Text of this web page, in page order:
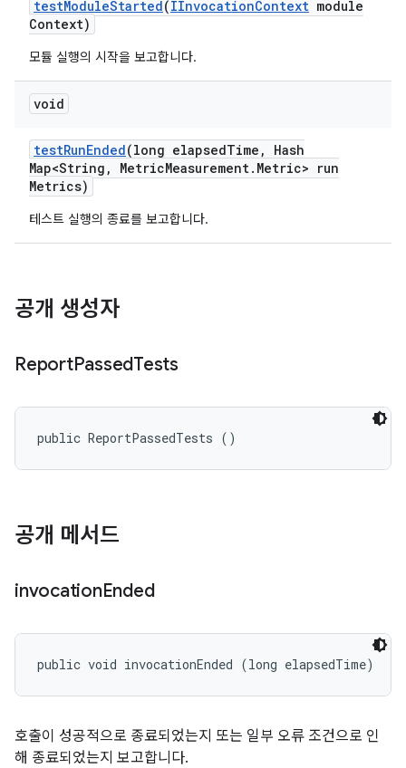
testModuleStarted(IInvocationContext module
Context)
모듈 실행의 시작을 보고합니다.
void
testRunEnded(long elapsedTime ,
Hash
Map<String , MetricMeasurement. Metric> run
Metrics)
테스트 실행의 종료를 보고합니다.
공개 생성자
ReportPassedTests
public ReportPassedTests ()
공개 메서드
invocationEnded
public void invocationEnded (long elapsedTime)
호출이 성공적으로 종료되었는지 또는 일부 오류 조건으로 인
해 종료되었는지 보고합니다.